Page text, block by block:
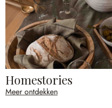
Homestories
Meer ontdekken